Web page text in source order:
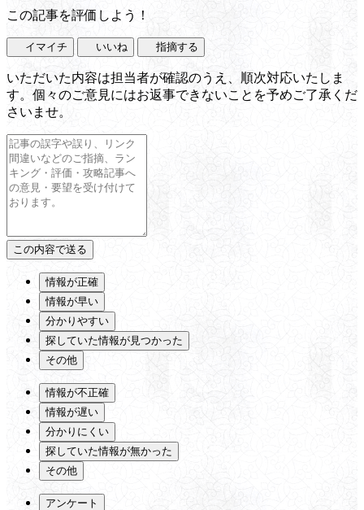
この記事を評価しよう！
イマイチ いいね 指摘する
いただいた内容は担当者が確認のうえ、順次対応いたしま
す。個々のご意見にはお返事できないことを予めご了承くだ
さいませ。
情報が正確
情報が早い
分かりやすい
探していた情報が見つかった
その他
情報が不正確
情報が遅い
分かりにくい
探していた情報が無かった
その他
アンケート